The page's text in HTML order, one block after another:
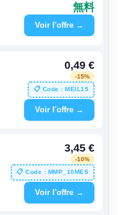
無料
Voir l'offre →
0,49 €
-15%
📋 Code : MEIL15
Voir l'offre →
3,45 €
-10%
📋 Code : MMP_10MES
Voir l'offre →